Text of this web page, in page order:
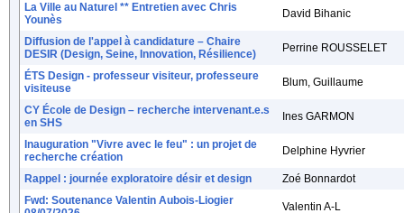
La Ville au Naturel ** Entretien avec Chris
Younès
David Bihanic
Diffusion de l'appel à candidature – Chaire
DESIR (Design, Seine, Innovation, Résilience)
Perrine ROUSSELET
ÉTS Design - professeur visiteur, professeure
visiteuse
Blum, Guillaume
CY École de Design – recherche intervenant.e.s
en SHS
Ines GARMON
Inauguration "Vivre avec le feu" : un projet de
recherche création
Delphine Hyvrier
Rappel : journée exploratoire désir et design
Zoé Bonnardot
Fwd: Soutenance Valentin Aubois-Liogier
Valentin A-L